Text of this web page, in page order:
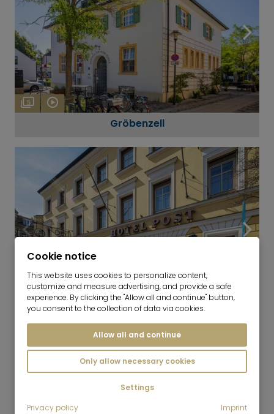
5
Gröbenzell
4
Fürstenfeldbruck
Cookie notice
This website uses cookies to personalize content,
customize and measure advertising, and provide a safe
experience. By clicking the "Allow all and continue" button,
you consent to the collection of data via cookies.
Allow all and continue
Only allow necessary cookies
Settings
Privacy policy
Imprint